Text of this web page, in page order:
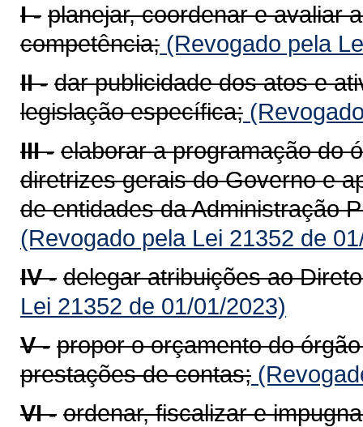
I - planejar, coordenar e avaliar
competência; (Revogado pela
II - dar publicidade dos atos e
legislação específica;
III - elaborar a programação do
diretrizes gerais do Governo e
de entidades da Administração
(Revogado pela Lei 21352 de
IV - delegar atribuições ao
Lei 21352 de 01/01/2023)
V - propor o orçamento do
prestações de contas;
VI - ordenar, fiscalizar e